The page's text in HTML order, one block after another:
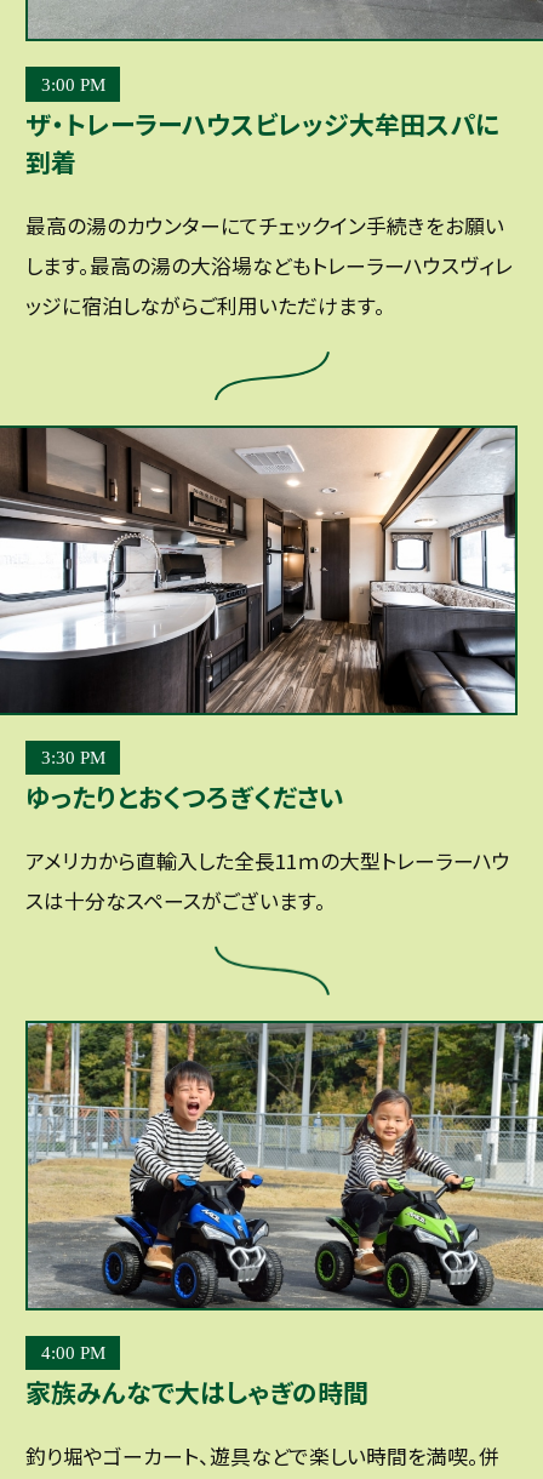
3:00 PM
ザ・トレーラーハウスビレッジ大牟田スパに
到着
最高の湯のカウンターにてチェックイン手続きをお願い
します。最高の湯の大浴場などもトレーラーハウスヴィレ
ッジに宿泊しながらご利用いただけます。
3:30 PM
ゆったりとおくつろぎください
アメリカから直輸入した全長11ｍの大型トレーラーハウ
スは十分なスペースがございます。
4:00 PM
家族みんなで大はしゃぎの時間
釣り堀やゴーカート、遊具などで楽しい時間を満喫。併